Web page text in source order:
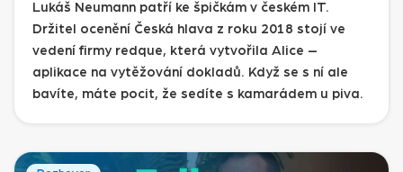
Lukáš Neumann patří ke špičkám v českém IT.
Držitel ocenění Česká hlava z roku 2018 stojí ve
vedení firmy redque, která vytvořila Alice –
aplikace na vytěžování dokladů. Když se s ní ale
bavíte, máte pocit, že sedíte s kamarádem u piva.